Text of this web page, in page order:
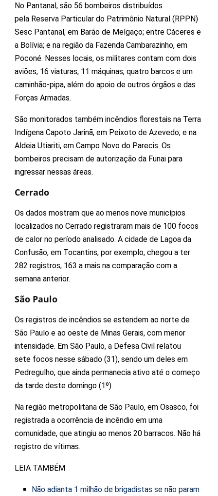
No Pantanal, são 56 bombeiros distribuídos
pela Reserva Particular do Patrimônio Natural (RPPN)
Sesc Pantanal, em Barão de Melgaço; entre Cáceres e
a Bolívia; e na região da Fazenda Cambarazinho, em
Poconé. Nesses locais, os militares contam com dois
aviões, 16 viaturas, 11 máquinas, quatro barcos e um
caminhão-pipa, além do apoio de outros órgãos e das
Forças Armadas.
São monitorados também incêndios florestais na Terra
Indígena Capoto Jarinã, em Peixoto de Azevedo; e na
Aldeia Utiariti, em Campo Novo do Parecis. Os
bombeiros precisam de autorização da Funai para
ingressar nessas áreas.
Cerrado
Os dados mostram que ao menos nove municípios
localizados no Cerrado registraram mais de 100 focos
de calor no período analisado. A cidade de Lagoa da
Confusão, em Tocantins, por exemplo, chegou a ter
282 registros, 163 a mais na comparação com a
semana anterior.
São Paulo
Os registros de incêndios se estendem ao norte de
São Paulo e ao oeste de Minas Gerais, com menor
intensidade. Em São Paulo, a Defesa Civil relatou
sete focos nesse sábado (31), sendo um deles em
Pedregulho, que ainda permanecia ativo até o começo
da tarde deste domingo (1º).
Na região metropolitana de São Paulo, em Osasco, foi
registrada a ocorrência de incêndio em uma
comunidade, que atingiu ao menos 20 barracos. Não há
registro de vítimas.
LEIA TAMBÉM
Não adianta 1 milhão de brigadistas se não param